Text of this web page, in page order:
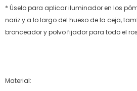
* Úselo para aplicar iluminador en los
nariz y a lo largo del hueso de la ceja,
bronceador y polvo fijador para todo el
Material: